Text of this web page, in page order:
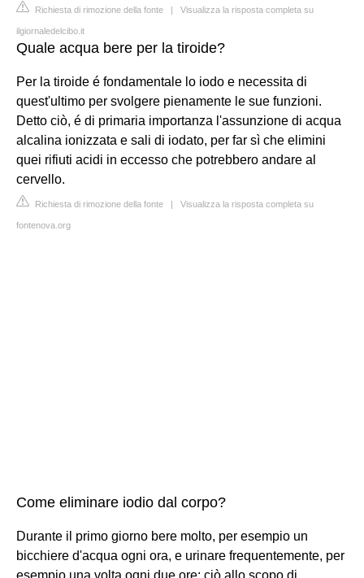
Richiesta di rimozione della fonte | Visualizza la risposta completa su
ilgiornaledelcibo.it
Quale acqua bere per la tiroide?
Per la tiroide é fondamentale lo iodo e necessita di
quest'ultimo per svolgere pienamente le sue funzioni.
Detto ciò, é di primaria importanza l'assunzione di acqua
alcalina ionizzata e sali di iodato, per far sì che elimini
quei rifiuti acidi in eccesso che potrebbero andare al
cervello.
Richiesta di rimozione della fonte | Visualizza la risposta completa su
fontenova.org
Come eliminare iodio dal corpo?
Durante il primo giorno bere molto, per esempio un
bicchiere d'acqua ogni ora, e urinare frequentemente, per
esempio una volta ogni due ore; ciò allo scopo di